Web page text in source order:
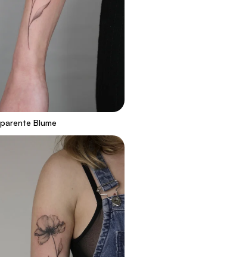
Blume